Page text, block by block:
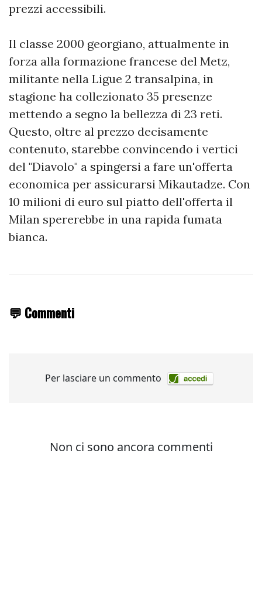
prezzi accessibili.
Il classe 2000 georgiano, attualmente in
forza alla formazione francese del Metz,
militante nella Ligue 2 transalpina, in
stagione ha collezionato 35 presenze
mettendo a segno la bellezza di 23 reti.
Questo, oltre al prezzo decisamente
contenuto, starebbe convincendo i vertici
del "Diavolo" a spingersi a fare un'offerta
economica per assicurarsi Mikautadze. Con
10 milioni di euro sul piatto dell'offerta il
Milan spererebbe in una rapida fumata
bianca.
💬 Commenti